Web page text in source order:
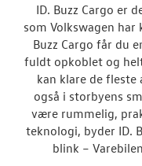
ID. Buzz Cargo er
som Volkswagen
Buzz Cargo får du
fuldt opkoblet og
kan klare de
også i storbyens
være rummelig,
teknologi, byder ID.
blink –